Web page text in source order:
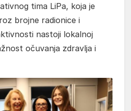
tima LiPa, koja je
brojne radionice i
nastoji lokalnoj
očuvanja zdravlja i